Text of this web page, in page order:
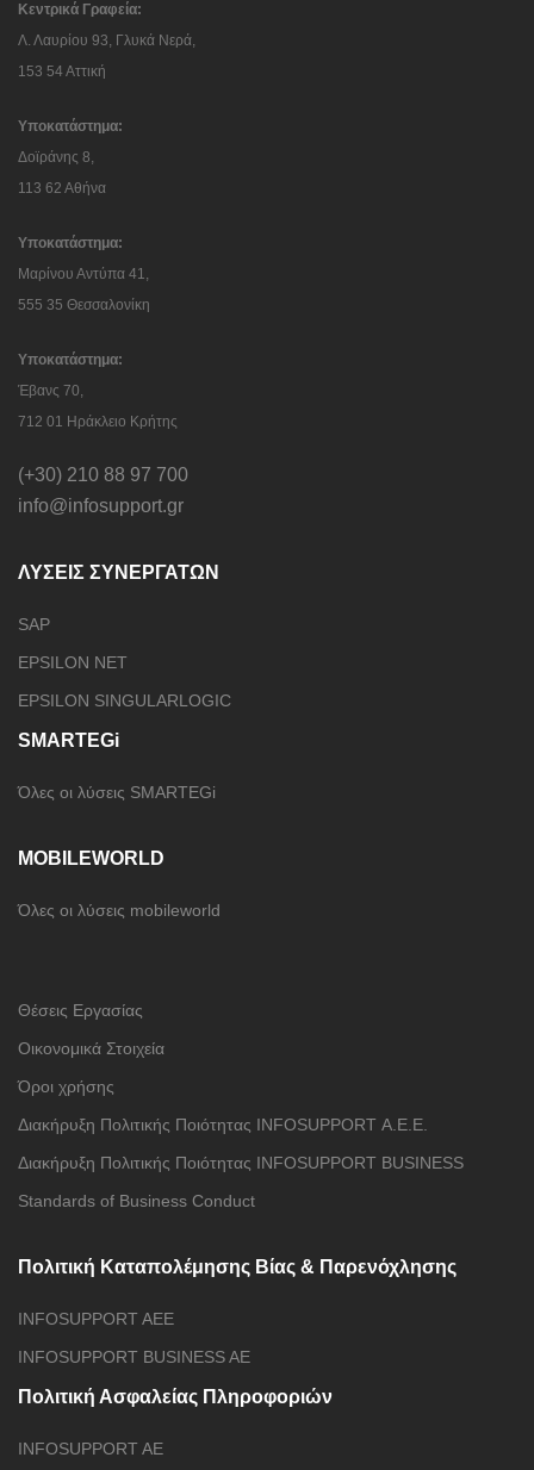
Κεντρικά Γραφεία:
Λ. Λαυρίου 93, Γλυκά Νερά,
153 54 Αττική
Υποκατάστημα:
Δοϊράνης 8,
113 62 Αθήνα
Υποκατάστημα:
Μαρίνου Αντύπα 41,
555 35 Θεσσαλονίκη
Υποκατάστημα:
Έβανς 70,
712 01 Ηράκλειο Κρήτης
(+30) 210 88 97 700
info@infosupport.gr
ΛΥΣΕΙΣ ΣΥΝΕΡΓΑΤΩΝ
SAP
EPSILON NET
EPSILON SINGULARLOGIC
SMARTEGi
Όλες οι λύσεις SMARTEGi
MOBILEWORLD
Όλες οι λύσεις mobileworld
Θέσεις Εργασίας
Οικονομικά Στοιχεία
Όροι χρήσης
Διακήρυξη Πολιτικής Ποιότητας INFOSUPPORT Α.Ε.E.
Διακήρυξη Πολιτικής Ποιότητας INFOSUPPORT BUSINESS
Standards of Business Conduct
Πολιτική Καταπολέμησης Βίας & Παρενόχλησης
INFOSUPPORT AEE
INFOSUPPORT BUSINESS AE
Πολιτική Ασφαλείας Πληροφοριών
INFOSUPPORT AE